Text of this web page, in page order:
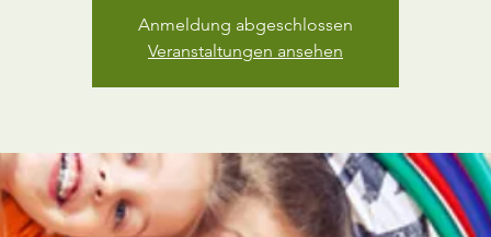
Anmeldung abgeschlossen
Veranstaltungen ansehen